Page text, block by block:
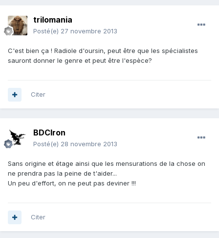
trilomania
Posté(e) 27 novembre 2013
C'est bien ça ! Radiole d'oursin, peut être que les spécialistes
sauront donner le genre et peut être l'espèce?
Citer
BDCIron
Posté(e) 28 novembre 2013
Sans origine et étage ainsi que les mensurations de la chose on
ne prendra pas la peine de t'aider...
Un peu d'effort, on ne peut pas deviner !!!
Citer